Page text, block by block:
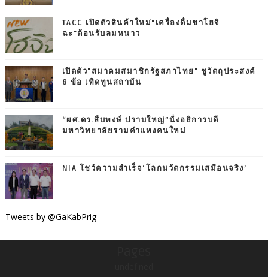
TACC เปิดตัวสินค้าใหม่"เครื่องดื่มชาโฮจิ
ฉะ"ต้อนรับลมหนาว
เปิดตัว"สมาคมสมาชิกรัฐสภาไทย" ชูวัตถุประสงค์
8 ข้อ เทิดทูนสถาบัน
“ผศ.ดร.สืบพงษ์ ปราบใหญ่”นั่งอธิการบดี
มหาวิทยาลัยรามคำแหงคนใหม่
NIA โชว์ความสำเร็จ‘โลกนวัตกรรมเสมือนจริง’
Tweets by @GaKabPrig